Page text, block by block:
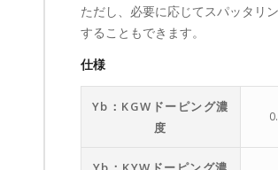
ただし、必要に応じてスパッタリ
することもできます。
仕様
Yb：KGWドーピング濃
度